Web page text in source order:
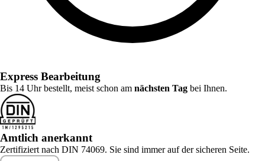
Express Bearbeitung
Bis 14 Uhr bestellt, meist schon am nächsten Tag bei Ihnen.
Amtlich anerkannt
Zertifiziert nach DIN 74069. Sie sind immer auf der sicheren Seite.